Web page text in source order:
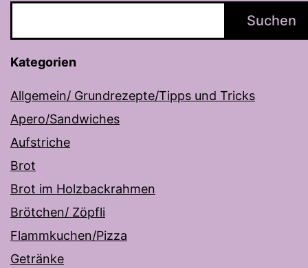
Suchen
Kategorien
Allgemein/ Grundrezepte/Tipps und Tricks
Apero/Sandwiches
Aufstriche
Brot
Brot im Holzbackrahmen
Brötchen/ Zöpfli
Flammkuchen/Pizza
Getränke